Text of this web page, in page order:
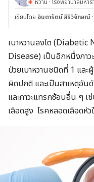
เขียนโดย จินดารัตน์ สิริวิจักษณ์ ·
เบาหวานลงไต(Diabetic
Disease) เป็นอีกหนึ่งภา
ป่วยเบาหวานชนิดที่ 1 และ
ผิดปกติ และเป็นสาเหตุอัน
และภาวะแทรกซ้อนอื่น ๆ
เลือดสูง โรคหลอดเลือดหัว